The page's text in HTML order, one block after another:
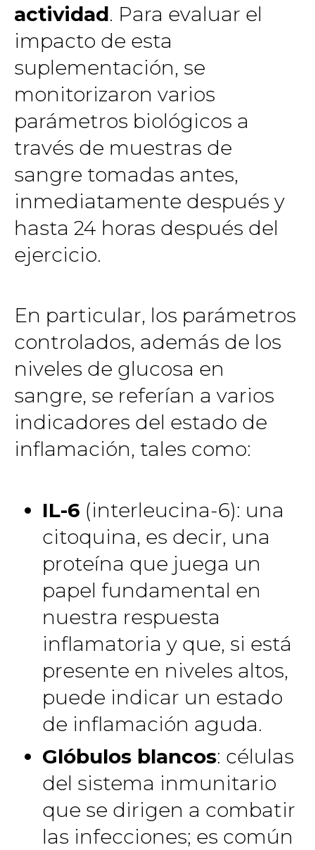
actividad. Para evaluar el
impacto de esta
suplementación, se
monitorizaron varios
parámetros biológicos a
través de muestras de
sangre tomadas antes,
inmediatamente después y
hasta 24 horas después del
ejercicio.
En particular, los parámetros
controlados, además de los
niveles de glucosa en
sangre, se referían a varios
indicadores del estado de
inflamación, tales como:
IL-6 (interleucina-6): una
citoquina, es decir, una
proteína que juega un
papel fundamental en
nuestra respuesta
inflamatoria y que, si está
presente en niveles altos,
puede indicar un estado
de inflamación aguda.
Glóbulos blancos: células
del sistema inmunitario
que se dirigen a combatir
las infecciones; es común